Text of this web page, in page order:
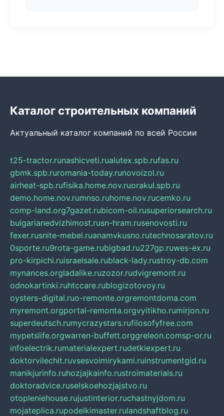
Каталог строительных компаний
Актуальный каталог компаний по всей России
t25-tractor.runashicveti.rualutex.spb.rufas.ru
gbmk.spb.ruromania-today.runovoizol.ru
airheat-spb.rufisika.home.nov.ruorakul.spb.ru
demo.home.nov.rumnso.ruhome.nov.rucemko.ru
comp-land.org7gazet.rubicom-oil.rusuperiorsearch.ru
bulgarianedvizhimost.rusn-hram.rusenovosti.ru
fexer.rusnite-mebel.ruanamvkusno.rutechnosaratov.ru
0sporte.ru9rota-game.rubigbad.ru227gp.ruwes-ex.ru
pro-kirpichi.ruisraelsale.rublack-lady.rustroy-db.com
mynances.orgladalike.ruzozor.rudvigremont.ru
odnokartinki.ruhtccare.rublogizotovoy.ru
oysters-digital.ruo-remonte.orgremontdoma.com
myremont.orgportal-remonta.orgvyitikho.rumirjon.ru
superdeutsch.rumycrazystars.rufilosofyfree.com
mypetslife.orgwarren-buffett.orggreleon.comsp-or.ru
infoelectrik.rumaterialexpert.rudetkiexpert.ru
doktorvilechit.ruvsesvoimirykami.ruinstrumentgid.ru
manikjurinfo.ruhozjajkainfo.rustroimaterials.ru
doktoradvice.ruselskoehozjajstvo.ru
otopleniehouse.rujustinterior.ruchastnyjdom.ru
mojateplica.rupodelkimaster.rulandshaftblog.ru